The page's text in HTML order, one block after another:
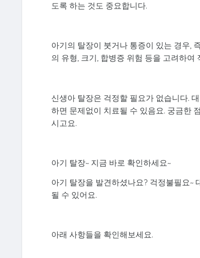
도록 하는 것도 중요합니다.
아기의 탈장이 붓거나 통증이 있는 경우,
의 유형, 크기, 합병증 위험 등을 고려하
신생아 탈장은 걱정할 필요가 없습니다.
하면 문제없이 치료될 수 있음요. 궁금한
시고요.
아기 탈장~ 지금 바로 확인하세요~
아기 탈장을 발견하셨나요? 걱정불필요~
될 수 있어요.
아래 사항들을 확인해보세요.